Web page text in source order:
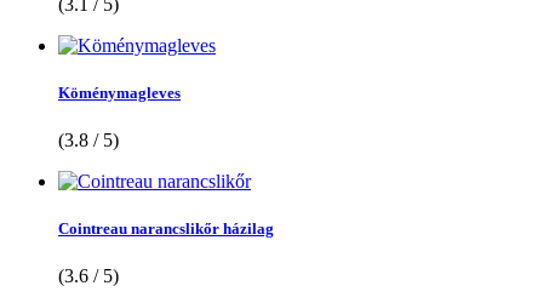
Köménymagleves
(3.8 / 5)
Cointreau narancslikőr házilag
(3.6 / 5)